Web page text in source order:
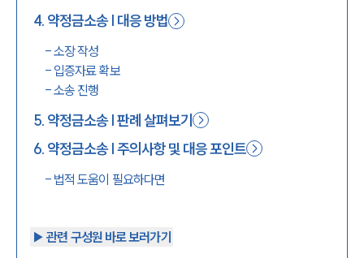
4. 약정금소송 | 대응 방법
-소장 작성
- 입증자료 확보
-소송 진행
5. 약정금소송 | 판례 살펴보기
6. 약정금소송 | 주의사항 및 대응 포인트
- 법적 도움이 필요하다면
▶︎ 관련 구성원 바로 보러가기